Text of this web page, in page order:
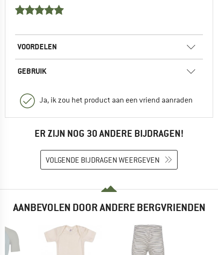
VOORDELEN
GEBRUIK
Ja, ik zou het product aan een vriend aanraden
ER ZIJN NOG 30 ANDERE BIJDRAGEN!
VOLGENDE BIJDRAGEN WEERGEVEN
AANBEVOLEN DOOR ANDERE BERGVRIENDEN